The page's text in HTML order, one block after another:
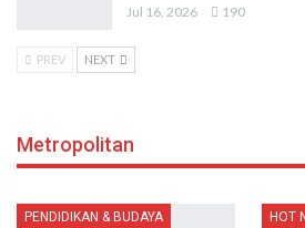
Jul 16, 2026 190
PREV NEXT
Metropolitan
PENDIDIKAN & BUDAYA HOT